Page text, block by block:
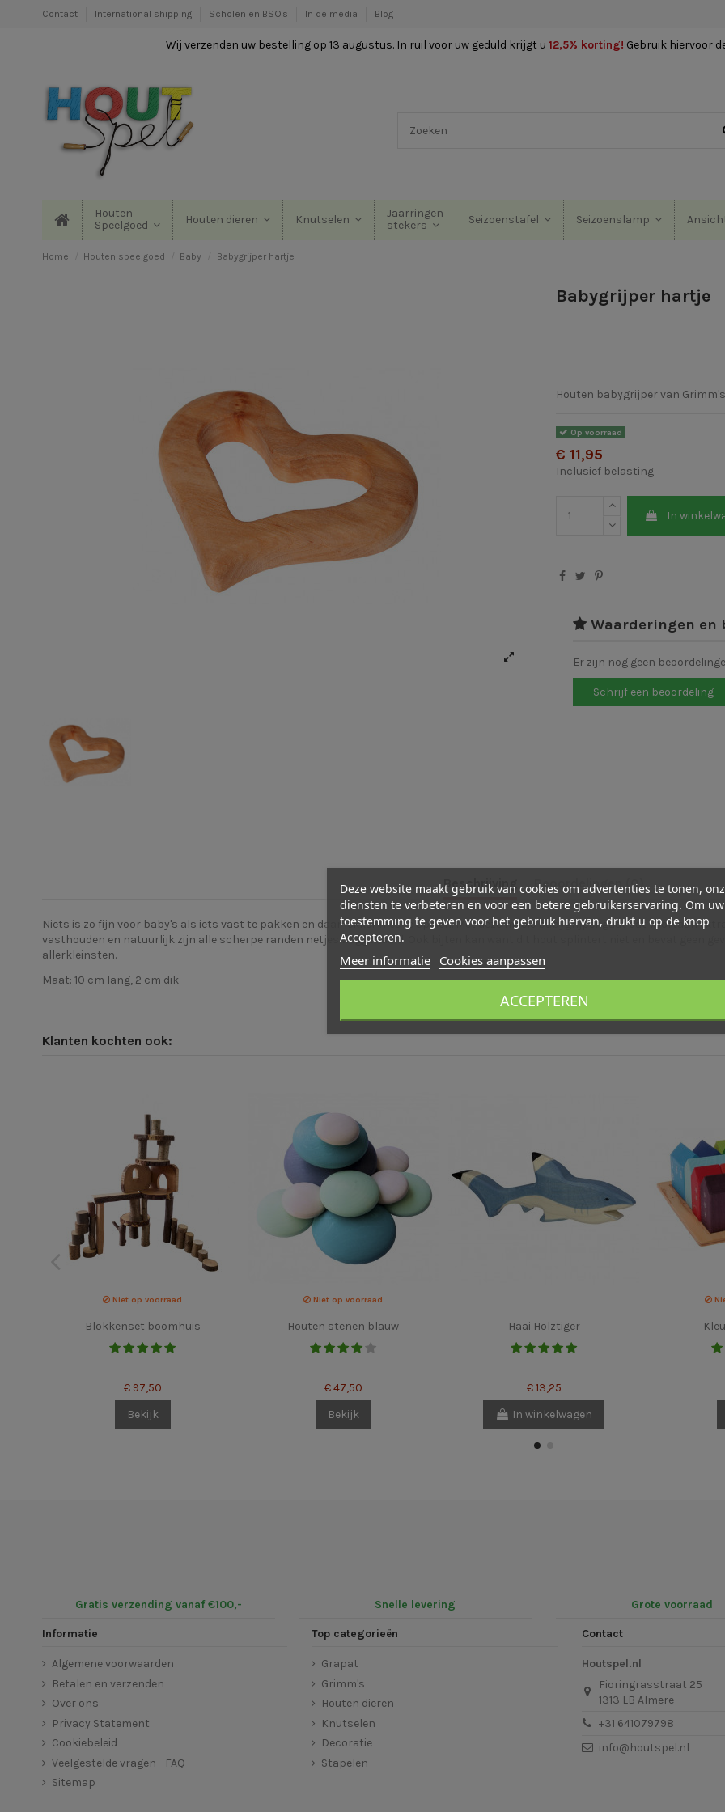
Contact International shipping Scholen en BSO's In de media Blog
Wij verzenden uw bestelling op 13 augustus. In ruil voor uw geduld krijgt u 12,5% korting! Gebruik hiervoor
Houten
Speelgoed
Houten dieren Knutselen
Jaarringen
stekers
Seizoenstafel Seizoenslamp
Home Houten speelgoed Baby Babygrijper hartje
Babygrijper hartje
Houten babygrijper van Grimm's
Op voorraad
€ 11,95
Inclusief belasting
In
Waarderingen en
Er zijn nog geen
Schrijf een beoordeling
Beschrijving Beoordelingen (0)
Niets is zo fijn voor baby's als iets vast te pakken en daar lekker mee te spelen. Met deze mooie babygrijper gaat dat voortaan
vasthouden en natuurlijk zijn alle scherpe randen netjes weggehaald. Ook bijten kan want dit hout splintert niet en bevat geen
allerkleinsten.
Maat: 10 cm lang, 2 cm dik
Klanten kochten ook:
Niet op voorraad
Blokkenset boomhuis
€ 97,50
Bekijk
Niet op voorraad
Houten stenen blauw
€ 47,50
Bekijk
Haai Holztiger
€ 13,25
In winkelwagen
Gratis verzending vanaf €100,- Snelle levering Grote voorraad
Informatie
Algemene voorwaarden
Betalen en verzenden
Over ons
Privacy Statement
Cookiebeleid
Veelgestelde vragen - FAQ
Sitemap
Top categorieën
Grapat
Grimm's
Houten dieren
Knutselen
Decoratie
Stapelen
Contact
Houtspel.nl
Fioringrasstraat 25
1313 LB Almere
+31 641079798
info@houtspel.nl
Deze website maakt gebruik van cookies om advertenties te tonen,
diensten te verbeteren en voor een betere gebruikerservaring. Om uw
toestemming te geven voor het gebruik hiervan, drukt u op de knop
Accepteren.
Meer informatie Cookies aanpassen
ACCEPTEREN